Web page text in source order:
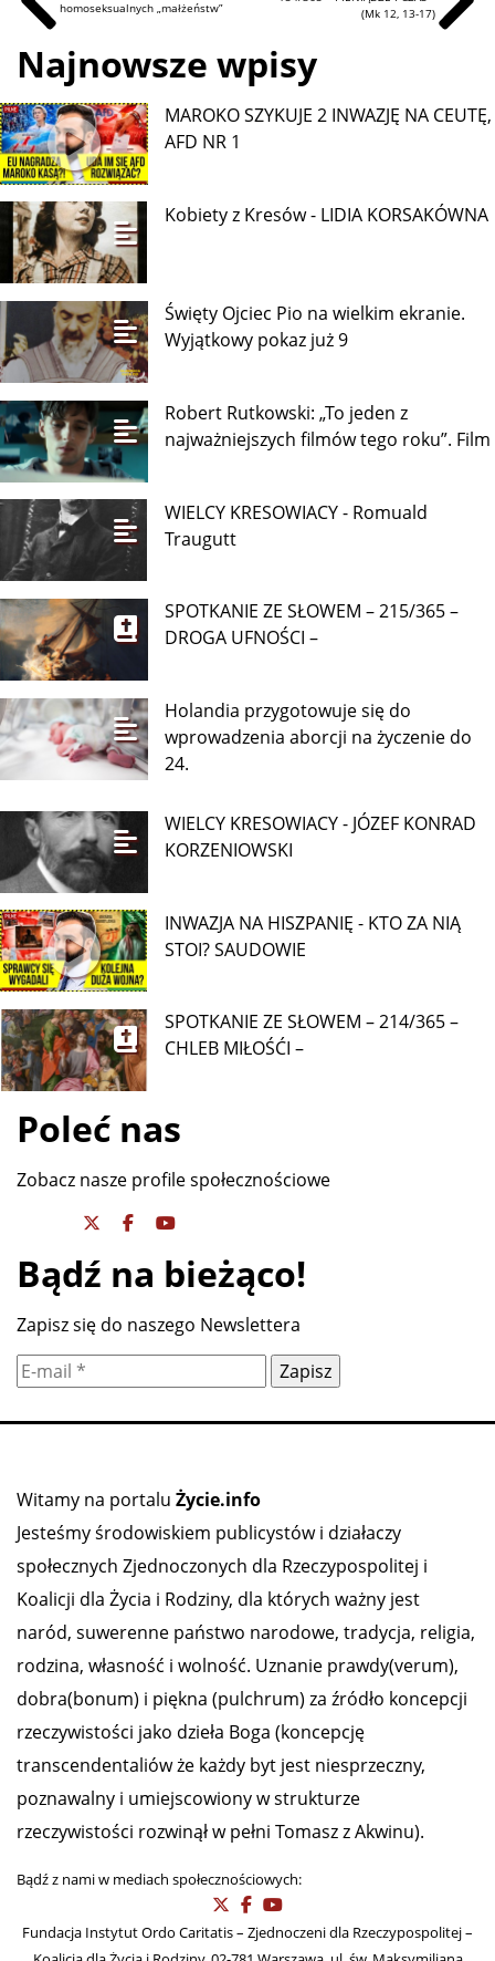
homoseksualnych „małżeństw”
(Mk 12, 13-17)
Najnowsze wpisy
MAROKO SZYKUJE 2 INWAZJĘ NA CEUTĘ,
AFD NR 1
Kobiety z Kresów - LIDIA KORSAKÓWNA
Święty Ojciec Pio na wielkim ekranie.
Wyjątkowy pokaz już 9
Robert Rutkowski: „To jeden z
najważniejszych filmów tego roku”. Film
WIELCY KRESOWIACY - Romuald
Traugutt
SPOTKANIE ZE SŁOWEM – 215/365 –
DROGA UFNOŚCI –
Holandia przygotowuje się do
wprowadzenia aborcji na życzenie do
24.
WIELCY KRESOWIACY - JÓZEF KONRAD
KORZENIOWSKI
INWAZJA NA HISZPANIĘ - KTO ZA NIĄ
STOI? SAUDOWIE
SPOTKANIE ZE SŁOWEM – 214/365 –
CHLEB MIŁOŚĆI –
Poleć nas
Zobacz nasze profile społecznościowe
Bądź na bieżąco!
Zapisz się do naszego Newslettera
Witamy na portalu Życie.info
Jesteśmy środowiskiem publicystów i działaczy
społecznych Zjednoczonych dla Rzeczypospolitej i
Koalicji dla Życia i Rodziny, dla których ważny jest
naród, suwerenne państwo narodowe, tradycja, religia,
rodzina, własność i wolność. Uznanie prawdy(verum),
dobra(bonum) i piękna (pulchrum) za źródło koncepcji
rzeczywistości jako dzieła Boga (koncepcję
transcendentaliów że każdy byt jest niesprzeczny,
poznawalny i umiejscowiony w strukturze
rzeczywistości rozwinął w pełni Tomasz z Akwinu).
Bądź z nami w mediach społecznościowych:
Fundacja Instytut Ordo Caritatis – Zjednoczeni dla Rzeczypospolitej –